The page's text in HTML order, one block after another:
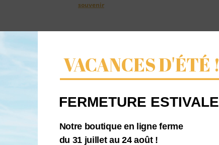
souvenir
tous types d’opérations.
VACANCES D'ÉTÉ !
Notre boutique en ligne ferme
du 31 juillet au 24 août !
FERMETURE ESTIVALE